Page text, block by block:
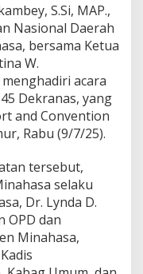
S.Si, MAP.,
Nasional Daerah
bersama Ketua
W.
acara
Dekranas, yang
and Convention
Rabu (9/7/25).
tersebut,
selaku
Dr. Lynda D.
OPD dan
Minahasa,